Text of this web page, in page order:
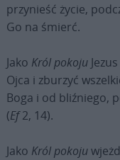
przynieść życie,
Go na śmierć.
Jako Król pokoju
Ojca i zburzyć
Boga i od bliźniego,
(Ef2, 14).
Jako Król pokoju